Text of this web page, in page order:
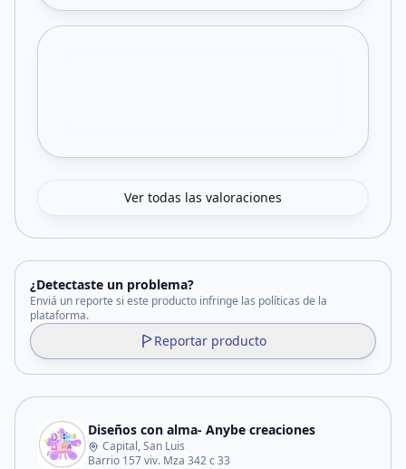
Ver todas las valoraciones
¿Detectaste un problema?
Enviá un reporte si este producto infringe las políticas de la
plataforma.
Reportar producto
Diseños con alma- Anybe creaciones
Capital, San Luis
Barrio 157 viv. Mza 342 c 33